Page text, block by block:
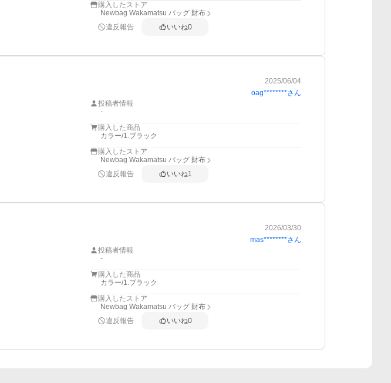
購入したストア
Newbag Wakamatsu バッグ 財布
違反報告
いいね0
2025/06/04
oag********さん
投稿者情報
-
購入した商品
カラー/1.ブラック
購入したストア
Newbag Wakamatsu バッグ 財布
違反報告
いいね1
2026/03/30
mas********さん
投稿者情報
-
購入した商品
カラー/1.ブラック
購入したストア
Newbag Wakamatsu バッグ 財布
違反報告
いいね0